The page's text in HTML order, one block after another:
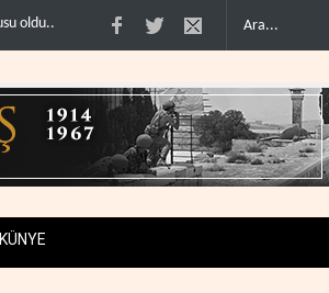
ABD’nin onlarca savaş uçağı da yetmedi: Hürmüz’de ..
KÜNYE